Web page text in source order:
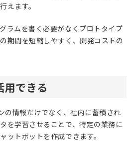
えます。
ラムを書く必要がなくプロトタイプ
期間を短縮しやすく、開発コストの
用できる
の情報だけでなく、社内に蓄積され
を学習させることで、特定の業務に
ットボットを作成できます。